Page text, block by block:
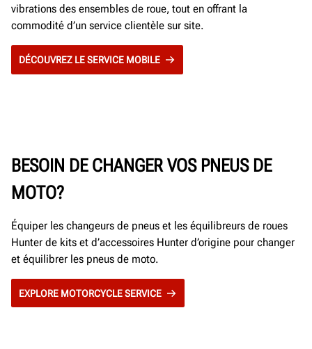
vibrations des ensembles de roue, tout en offrant la
commodité d’un service clientèle sur site.
DÉCOUVREZ LE SERVICE MOBILE
BESOIN DE CHANGER VOS PNEUS DE
MOTO?
Équiper les changeurs de pneus et les équilibreurs de roues
Hunter de kits et d’accessoires Hunter d’origine pour changer
et équilibrer les pneus de moto.
EXPLORE MOTORCYCLE SERVICE